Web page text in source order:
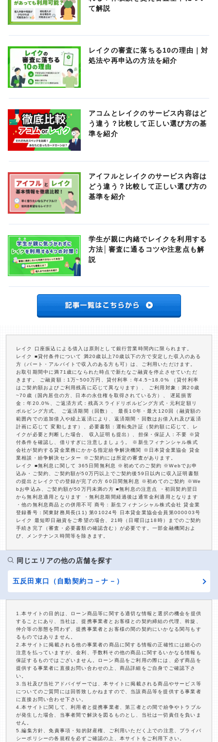
て解説
レイクの審査に落ちる10の理由｜対
処法や再申込の方法を紹介
アコムとレイクのサービス内容はど
う違う？比較して正しい選び方の基
準を紹介
アイフルとレイクのサービス内容は
どう違う？比較して正しい選び方の
基準を紹介
学生が親に内緒でレイクを利用する
方法│審査に通るコツや注意点も解
説
レイク 口座振込による借入は原則として銀行営業時間内に限られます。
レイク ■貸付条件について 満20歳以上70歳以下の方で安定した収入のある
方（パート・アルバイトで収入のある方も可）は、ご利用いただけます。
お取引期間中に満71歳になられた時点で新たなご融資を停止させていただ
きます。 ご融資額：1万~500万円、貸付利率：年4.5~18.0% （貸付利率
はご契約額およびご利用残高に応じて異なります）、 ご利用対象：満20歳
~70歳（国内居住の方、日本の永住権を取得されている方）、 遅延損害
金：年20.0%、ご返済方式：残高スライドリボルビング方式・元利定額リ
ボルビング方式、 ご返済期間（回数）、 最長10年・最大120回（融資額の
範囲内での追加借入や繰上返済により、返済期間・回数はお借入れ及び返済
計画に応じて 変動します）、必要書類：運転免許証（契約額に応じて、レ
イクが必要と判断した場合、 収入証明も提出）、担保・保証人：不要 ※貸
付条件を確認し、借りすぎに注意しましょう。 ※新生フィナンシャル株式
会社が契約する貸金業務にかかる指定紛争解決機関 ※日本貸金業協会 貸金
業相談・紛争解決センター ※ご契約には所定の審査があります。
レイク ■無利息に関して 365日間無利息 ※初めてのご契約 ※Webでお申
込み・ご契約、ご契約額が50万円以上でご契約後59日以内に収入証明書類
の提出とレイクでの登録が完了の方 60日間無利息 ※初めてのご契約 ※We
bお申込み、ご契約額が50万円未満の方 ■無利息の注意点 ・初回契約翌日
から無利息適用となります ・無利息期間経過後は通常金利適用となります
・他の無利息商品との併用不可 商号：新生フィナンシャル株式会社 貸金業
登録番号：関東財務局長(11) 第01024号 日本貸金業協会会員第000003号
レイク 最短即日融資をご希望の場合、21時（日曜日は18時）までのご契約
手続き完了（審査・必要書類の確認含む）が必要です。一部金融機関およ
び、メンテナンス時間等を除きます。
同じエリアの他の店舗を探す
五反田東口（自動契約コ－ナ－）
1.本サイトの目的は、ローン商品等に関する適切な情報と選択の機会を提供
することにあり、当社は、提携事業者とお客様との契約締結の代理、斡旋、
仲介等の形態を問わず、提携事業者とお客様の間の契約にいかなる関与もす
るものではありません。
2.本サイトに掲載される他の事業者の商品に関する情報の正確性には細心の
注意を払っていますが、金利、手数料その他の商品に関するいかなる情報も
保証するものではございません。ローン商品をご利用の際には、必ず商品を
提供する事業者に直接お問い合わせの上、商品詳細をご自身でご確認下さ
い。
3.当社及び当社アドバイザーでは、本サイトに掲載される商品やサービス等
についてのご質問には回答致しかねますので、当該商品等を提供する事業者
に直接お問い合わせ下さい。
4.本サイトに関して、利用者と提携事業者、第三者との間で紛争やトラブル
が発生した場合、当事者間で解決を図るものとし、当社は一切責任を負いま
せん。
5.編集方針、免責事項・知的財産権、ご利用いただく上での注意、プライバ
シーポリシーの各規程を必ずご確認の上、本サイトをご利用下さい。